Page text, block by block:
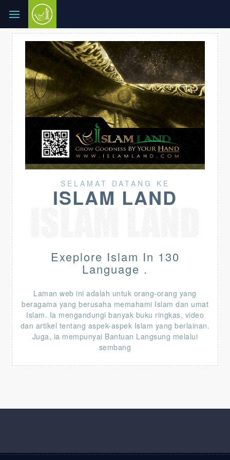
SELAMAT DATANG KE
ISLAM LAND
Exeplore Islam In 130
Language .
Laman web ini adalah untuk orang-orang yang
beragama yang berusaha memahami Islam dan umat
Islam. Ia mengandungi banyak buku ringkas, video
dan artikel tentang aspek-aspek Islam yang berlainan.
Juga, ia mempunyai Bantuan Langsung melalui
sembang